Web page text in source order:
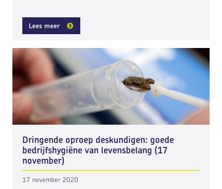
Lees meer
Dringende oproep deskundigen: goede
bedrijfshygiëne van levensbelang (17
november)
17 november 2020